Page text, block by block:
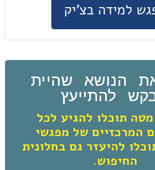
למידה בצ'יק
הנושא שהיית
להתייעץ
תוכלו להגיע לכל
המרכזיים של מפגשי
להיעזר גם בחלונית
החיפוש.